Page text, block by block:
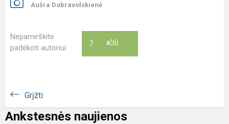
Aušra Dobravolskienė
Nepamirškite
padėkoti autoriui
AČIŪ
7
Grįžti
Ankstesnės naujienos